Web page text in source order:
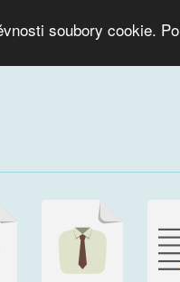
soubory cookie.